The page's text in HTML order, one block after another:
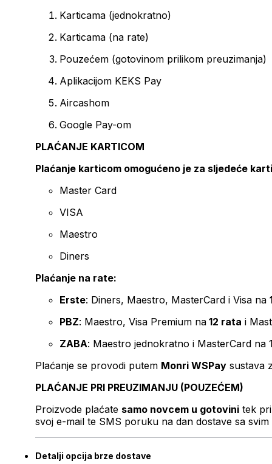
Karticama (jednokratno)
Karticama (na rate)
Pouzećem (gotovinom prilikom preuzimanja)
Aplikacijom KEKS Pay
Aircashom
Google Pay-om
PLAĆANJE KARTICOM
Plaćanje karticom omogućeno je za sljedeće
Master Card
VISA
Maestro
Diners
Plaćanje na rate:
Erste: Diners, Maestro, MasterCard i Visa na
PBZ: Maestro, Visa Premium na 12 rata i
ZABA: Maestro jednokratno i MasterCard na
Plaćanje se provodi putem Monri WSPay sustava
PLAĆANJE PRI PREUZIMANJU (POUZEĆEM)
Proizvode plaćate samo novcem u gotovini tek
svoj e-mail te SMS poruku na dan dostave sa svim
Detalji opcija brze dostave